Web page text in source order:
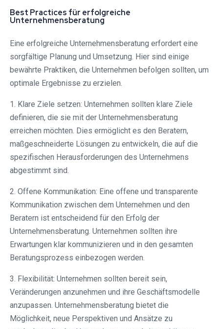
Best Practices für erfolgreiche
Unternehmensberatung
Eine erfolgreiche Unternehmensberatung erfordert eine
sorgfältige Planung und Umsetzung. Hier sind einige
bewährte Praktiken, die Unternehmen befolgen sollten, um
optimale Ergebnisse zu erzielen.
1. Klare Ziele setzen: Unternehmen sollten klare Ziele
definieren, die sie mit der Unternehmensberatung
erreichen möchten. Dies ermöglicht es den Beratern,
maßgeschneiderte Lösungen zu entwickeln, die auf die
spezifischen Herausforderungen des Unternehmens
abgestimmt sind.
2. Offene Kommunikation: Eine offene und transparente
Kommunikation zwischen dem Unternehmen und den
Beratern ist entscheidend für den Erfolg der
Unternehmensberatung. Unternehmen sollten ihre
Erwartungen klar kommunizieren und in den gesamten
Beratungsprozess einbezogen werden.
3. Flexibilität: Unternehmen sollten bereit sein,
Veränderungen anzunehmen und ihre Geschäftsmodelle
anzupassen. Unternehmensberatung bietet die
Möglichkeit, neue Perspektiven und Ansätze zu